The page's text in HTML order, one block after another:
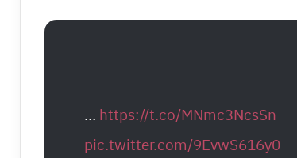
… https://t.co/MNmc3NcsSn
pic.twitter.com/9EvwS616y0